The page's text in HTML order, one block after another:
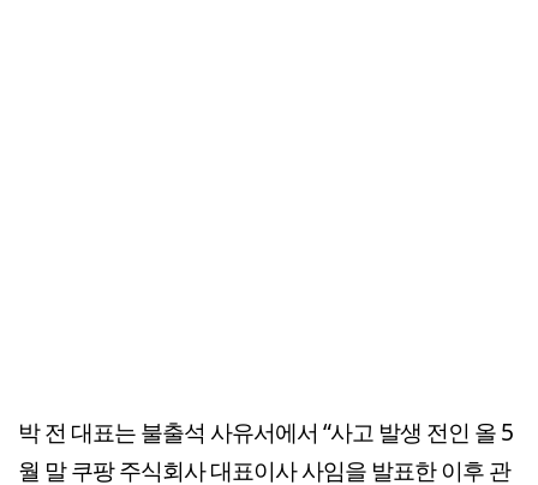
박 전 대표는 불출석 사유서에서 “사고 발생 전인 올 5
월 말 쿠팡 주식회사 대표이사 사임을 발표한 이후 관